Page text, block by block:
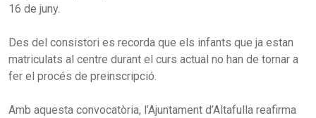
16 de juny.
Des del consistori es recorda que els infants que ja estan
matriculats al centre durant el curs actual no han de tornar a
fer el procés de preinscripció.
Amb aquesta convocatòria, l’Ajuntament d’Altafulla reafirma